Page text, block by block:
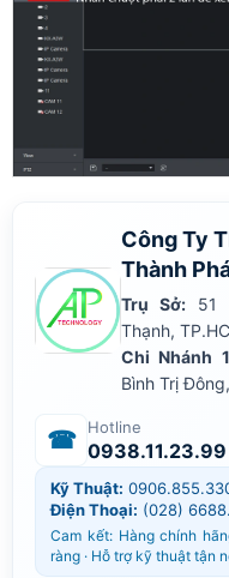
Công Ty
Thành
Trụ Sở: 51
Thạnh,
Chi Nhánh
Bình Trị
☎ Hotline
0938.11.23.99
Kỹ Thuật:
Điện Thoại: (028)
Cam kết: Hàng chính
ràng · Hỗ trợ kỹ thuật tận